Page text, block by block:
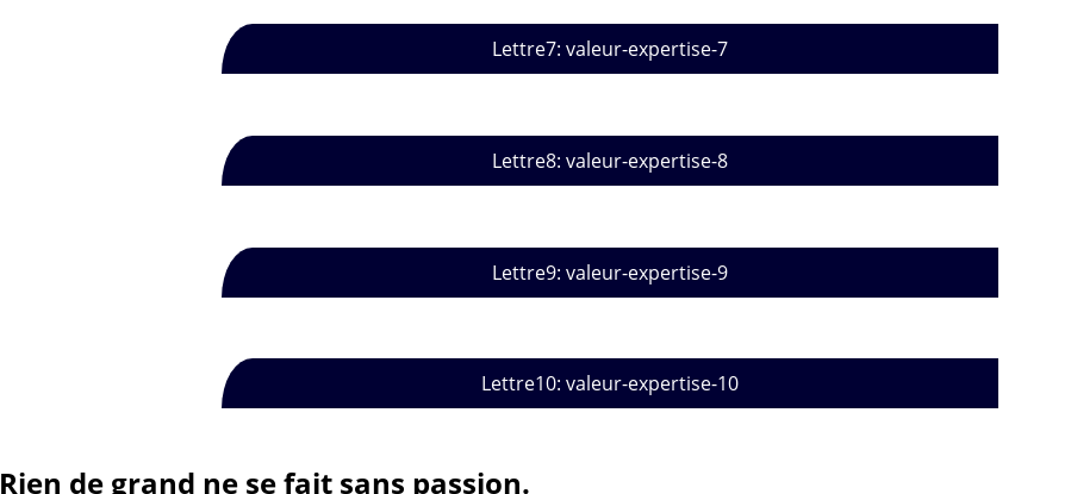
Lettre7: valeur-expertise-7
Lettre8: valeur-expertise-8
Lettre9: valeur-expertise-9
Lettre10: valeur-expertise-10
Rien de grand ne se fait sans passion.